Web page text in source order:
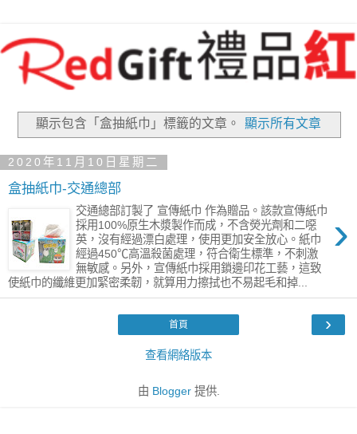
顯示包含「盒抽紙巾」 標籤的文章。 顯示所有文章
2020年11月10日星期二
盒抽紙巾-交通總部
›
交通總部訂製了 宣傳紙巾 作為贈品。該款宣傳紙巾
採用100%原生木漿製作而成，不含熒光劑和二噁
英，沒有經過漂白處理，使用更加安全放心。紙巾
經過450℃高溫殺菌處理，符合衛生標準，不刺激
無敏感。另外，宣傳紙巾採用鎖邊印花工藝，這致
使紙巾的纖維更加緊密柔韌，就算用力擦拭也不易起毛和掉...
›
首頁
查看網絡版本
由 Blogger提供.